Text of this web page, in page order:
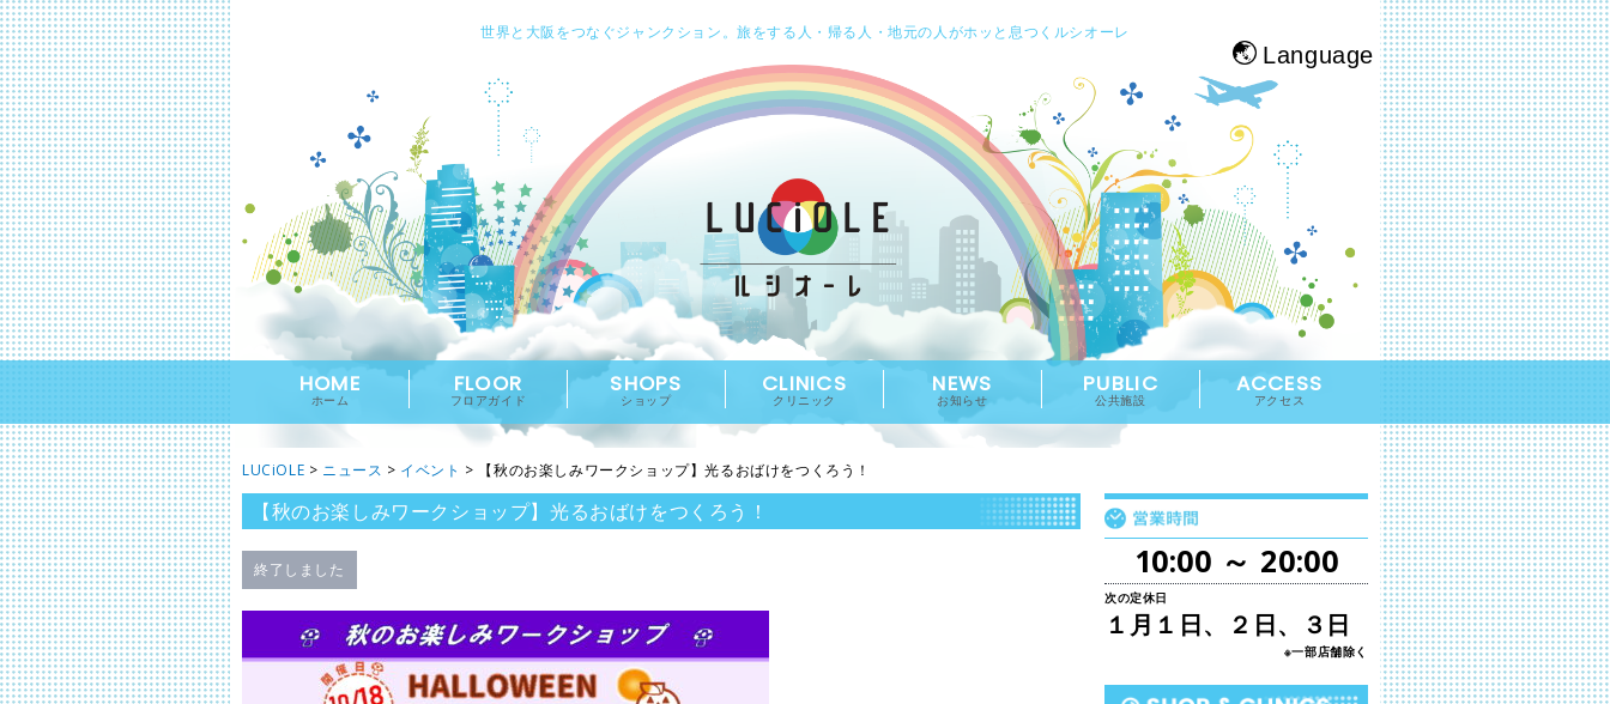
世界と大阪をつなぐジャンクション。旅をする人・帰る人・地元の人がホッと息つくルシオーレ
Language
HOME
ホーム
FLOOR
フロアガイド
SHOPS
ショップ
CLINICS
クリニック
NEWS
お知らせ
PUBLIC
公共施設
ACCESS
アクセス
LUCiOLE > ニュース > イベント > 【秋のお楽しみワークショップ】光るおばけをつくろう！
【秋のお楽しみワークショップ】光るおばけをつくろう！
終了しました 10:00 ～ 20:00
次の定休日
１月１日、２日、３日
※一部店舗除く